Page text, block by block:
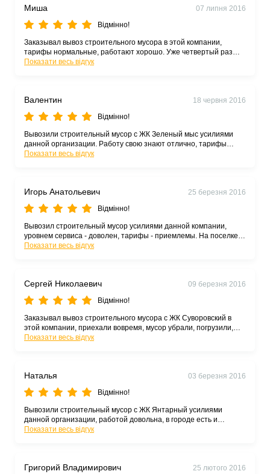
Миша
07 липня 2016
Відмінно!
Заказывал вывоз строительного мусора в этой компании,
тарифы нормальные, работают хорошо. Уже четвертый раз
заказываю. Рекомендую))
Показати весь відгук
Валентин
18 червня 2016
Відмінно!
Вывозили строительный мусор с ЖК Зеленый мыс усилиями
данной организации. Работу свою знают отлично, тарифы
приемлемые, спасибо. Я рекомендую.
Показати весь відгук
Игорь Анатольевич
25 березня 2016
Відмінно!
Вывозил строительный мусор усилиями данной компании,
уровнем сервиса - доволен, тарифы - приемлемы. На поселке
Котовского лучше перевозчика не нашел, так что доволен.
Показати весь відгук
Сергей Николаевич
09 березня 2016
Відмінно!
Заказывал вывоз строительного мусора с ЖК Суворовский в
этой компании, приехали вовремя, мусор убрали, погрузили,
вывезли. Тариф по вывозу строительного мусора нормальный.
Показати весь відгук
Наталья
03 березня 2016
Відмінно!
Вывозили строительный мусор с ЖК Янтарный усилиями
данной организации, работой довольна, в городе есть и
дешевле перевозчики но на поселке Котовского ниже этих не
Показати весь відгук
Григорий Владимирович
25 лютого 2016